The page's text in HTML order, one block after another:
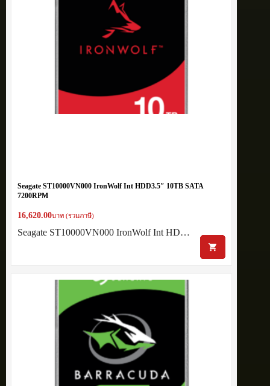
Seagate ST10000VN000 IronWolf Int HDD3.5″ 10TB SATA
7200RPM
16,620.00บาท (รวมภาษี)
Seagate ST10000VN000 IronWolf Int HD…